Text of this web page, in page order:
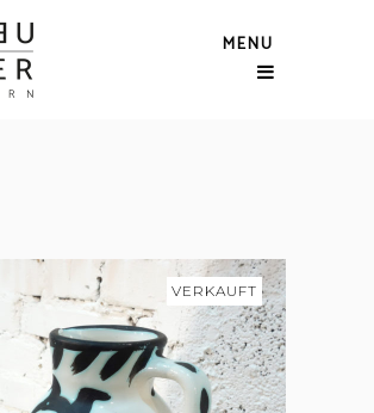
MENU
VERKAUFT